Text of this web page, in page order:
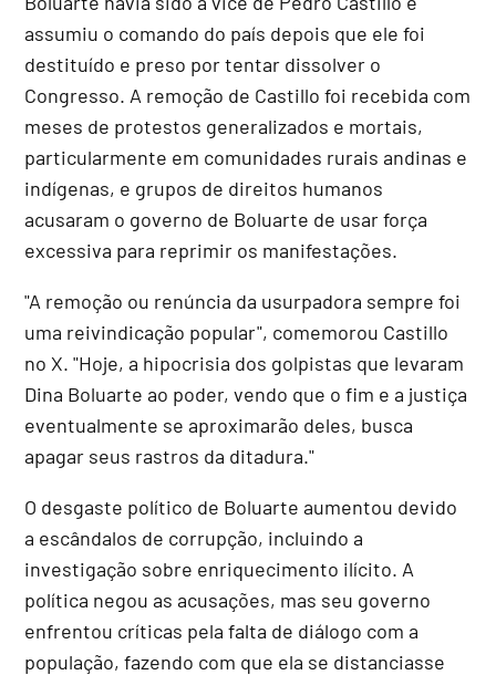
assumiu o comando do país depois que ele foi
destituído e preso por tentar dissolver o
Congresso. A remoção de Castillo foi recebida com
meses de protestos generalizados e mortais,
particularmente em comunidades rurais andinas e
indígenas, e grupos de direitos humanos
acusaram o governo de Boluarte de usar força
excessiva para reprimir os manifestações.
"A remoção ou renúncia da usurpadora sempre foi
uma reivindicação popular", comemorou Castillo
no X. "Hoje, a hipocrisia dos golpistas que levaram
Dina Boluarte ao poder, vendo que o fim e a justiça
eventualmente se aproximarão deles, busca
apagar seus rastros da ditadura."
O desgaste político de Boluarte aumentou devido
a escândalos de corrupção, incluindo a
investigação sobre enriquecimento ilícito. A
política negou as acusações, mas seu governo
enfrentou críticas pela falta de diálogo com a
população, fazendo com que ela se distanciasse